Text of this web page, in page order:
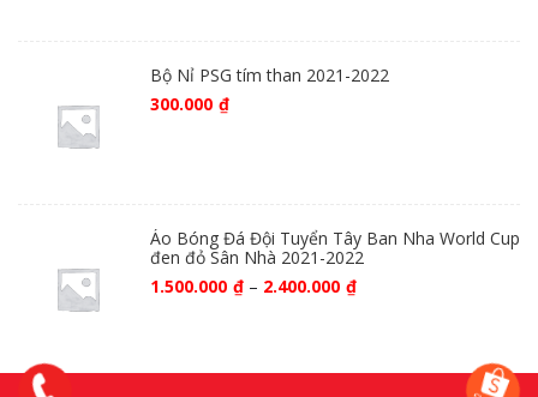
Bộ Nỉ PSG tím than 2021-2022
300.000 ₫
Áo Bóng Đá Đội Tuyển Tây Ban Nha World Cup
đen đỏ Sân Nhà 2021-2022
1.500.000 ₫ – 2.400.000 ₫